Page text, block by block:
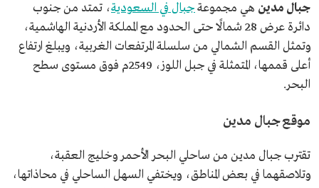
جبال مدين هي مجموعةجبال في السعودية، تمتد من جنوب
دائرة عرض 28ْ شمالًا حتى الحدود مع المملكة الأردنية الهاشمية،
وتمثل القسم الشمالي من سلسلة المرتفعات الغربية، ويبلغ ارتفاع
أعلى قممها، المتمثلة في جبل اللوز، 2549م فوق مستوى سطح
البحر.
موقع جبال مدين
تقترب جبال مدين من ساحلي البحر الأحمر وخليج العقبة،
وتلاصقهما في بعض المناطق، ويختفي السهل الساحلي في محاذاتها،